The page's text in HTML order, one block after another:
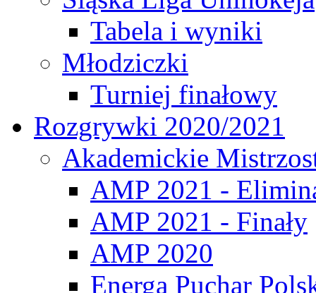
Tabela i wyniki
Młodziczki
Turniej finałowy
Rozgrywki 2020/2021
Akademickie
AMP 2021 -
AMP 2021 - Finały
AMP 2020
Energa Puchar